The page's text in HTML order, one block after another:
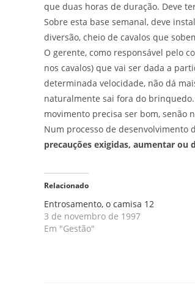
que duas horas de duração. Deve
Sobre esta base semanal, deve
diversão, cheio de cavalos que
O gerente, como responsável pelo
nos cavalos) que vai ser dada a
determinada velocidade, não dá
naturalmente sai fora do
movimento precisa ser bom, senão
Num processo de desenvolvimento
precauções exigidas, aumentar ou
Relacionado
Entrosamento, o camisa 12
3 de novembro de 1997
Em "Gestão"